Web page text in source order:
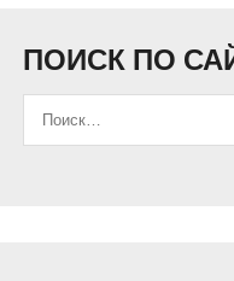
ПОИСК ПО